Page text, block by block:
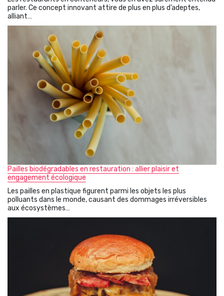
parler. Ce concept innovant attire de plus en plus d’adeptes,
alliant…
Pailles biodégradables en restauration : allier plaisir et
engagement écologique
Les pailles en plastique figurent parmi les objets les plus
polluants dans le monde, causant des dommages irréversibles
aux écosystèmes…